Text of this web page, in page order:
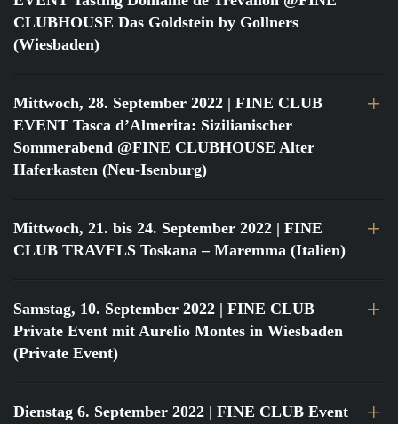
CLUBHOUSE Das Goldstein by Gollners
(Wiesbaden)
Mittwoch, 28. September 2022 | FINE CLUB
EVENT Tasca d’Almerita: Sizilianischer
Sommerabend @FINE CLUBHOUSE Alter
Haferkasten (Neu-Isenburg)
Mittwoch, 21. bis 24. September 2022 | FINE
CLUB TRAVELS Toskana – Maremma (Italien)
Samstag, 10. September 2022 | FINE CLUB
Private Event mit Aurelio Montes in Wiesbaden
(Private Event)
Dienstag 6. September 2022 | FINE CLUB Event